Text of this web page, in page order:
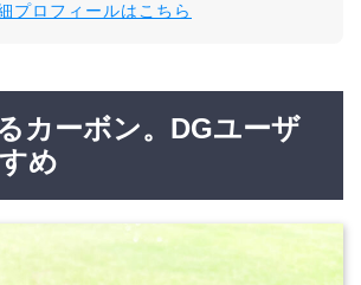
プロフィールはこちら
カーボン。DGユーザ
め